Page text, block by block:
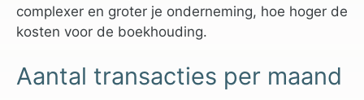
complexer en groter je onderneming, hoe hoger de
kosten voor de boekhouding.
Aantal transacties per maand